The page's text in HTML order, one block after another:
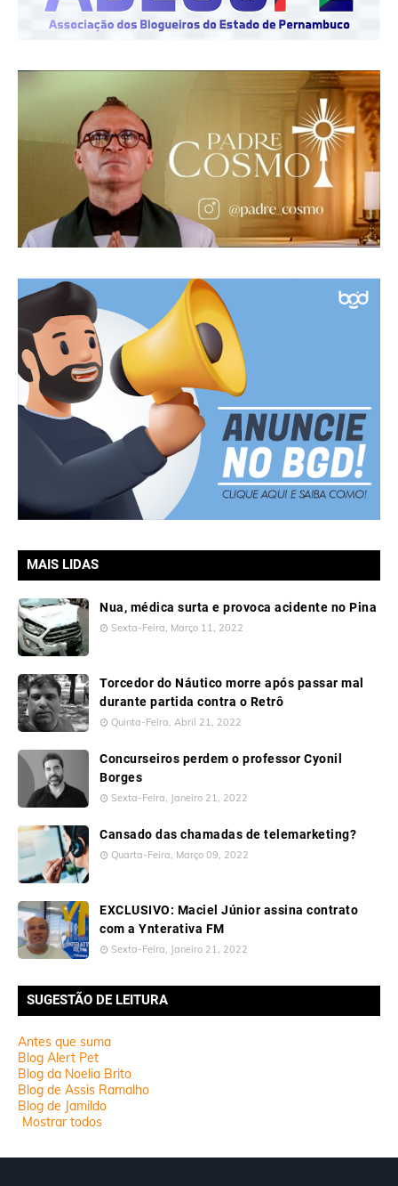
MAIS LIDAS
Nua, médica surta e provoca acidente no Pina
Sexta-Feira, Março 11, 2022
Torcedor do Náutico morre após passar mal
durante partida contra o Retrô
Quinta-Feira, Abril 21, 2022
Concurseiros perdem o professor Cyonil
Borges
Sexta-Feira, Janeiro 21, 2022
Cansado das chamadas de telemarketing?
Quarta-Feira, Março 09, 2022
EXCLUSIVO: Maciel Júnior assina contrato
com a Ynterativa FM
Sexta-Feira, Janeiro 21, 2022
SUGESTÃO DE LEITURA
Antes que suma
Blog Alert Pet
Blog da Noelia Brito
Blog de Assis Ramalho
Blog de Jamildo
Mostrar todos